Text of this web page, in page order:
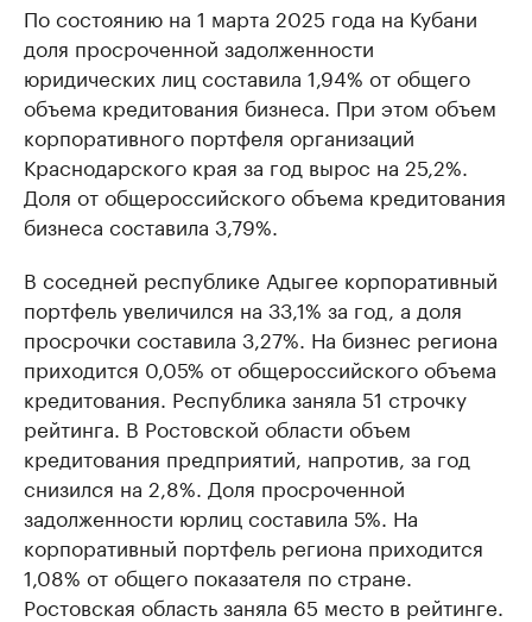
По состоянию на 1 марта 2025 года на Кубани
доля просроченной задолженности
юридических лиц составила 1,94% от общего
объема кредитования бизнеса. При этом объем
корпоративного портфеля организаций
Краснодарского края за год вырос на 25,2%.
Доля от общероссийского объема кредитования
бизнеса составила 3,79%.
В соседней республике Адыгее корпоративный
портфель увеличился на 33,1% за год, а доля
просрочки составила 3,27%. На бизнес региона
приходится 0,05% от общероссийского объема
кредитования. Республика заняла 51 строчку
рейтинга. В Ростовской области объем
кредитования предприятий, напротив, за год
снизился на 2,8%. Доля просроченной
задолженности юрлиц составила 5%. На
корпоративный портфель региона приходится
1,08% от общего показателя по стране.
Ростовская область заняла 65 место в рейтинге.